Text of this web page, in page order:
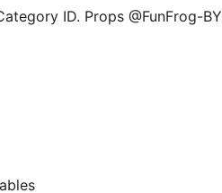
ID. Props @FunFrog-BY